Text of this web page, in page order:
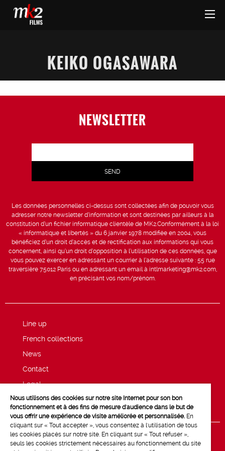
KEIKO OGASAWARA
NEWSLETTER
Les données personnelles ci-dessus sont collectées afin de pouvoir vous
adresser notre newsletter d’information et sont destinées par ailleurs à la
constitution d’un fichier informatique clientèle de MK2.Conformément à la loi
« informatique et libertés » du 6 janvier 1978 modifiée en 2004, vous
bénéficiez d’un droit d’accès et de rectification aux informations qui vous
concernent, ainsi qu’un droit d’opposition à l’utilisation de ces données, que
vous pouvez exercer en adressant un courrier à l’adresse suivante : 55 rue
traversière 75012 Paris ou en adressant un email à intlmarketing@mk2.com,
en précisant vos nom/prénom.
Line up
French collections
News
Contact
Legal
Privacy and cookie policy
Nous utilisons des cookies sur notre site Internet pour son bon
fonctionnement et à des fins de mesure d'audience dans le but de
vous offrir une expérience de visite améliorée et personnalisée. En
cliquant sur « Tout accepter », vous consentez à l'utilisation de tous
les cookies placés sur notre site. En cliquant sur « Tout refuser »,
seuls les cookies strictement nécessaires au fonctionnement du site